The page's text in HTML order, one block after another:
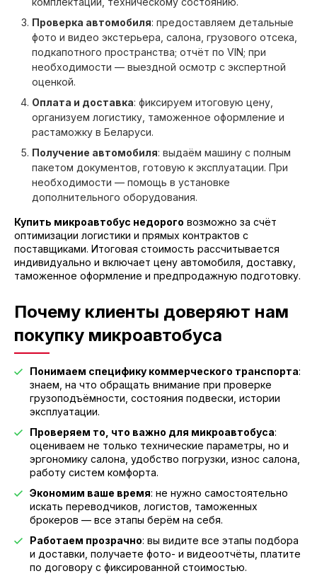
Проверка автомобиля: предоставляем детальные
фото и видео экстерьера, салона, грузового отсека,
подкапотного пространства; отчёт по VIN; при
необходимости — выездной осмотр с экспертной
оценкой.
Оплата и доставка: фиксируем итоговую цену,
организуем логистику, таможенное оформление и
растаможку в Беларуси.
Получение автомобиля: выдаём машину с полным
пакетом документов, готовую к эксплуатации. При
необходимости — помощь в установке
дополнительного оборудования.
Купить микроавтобус недорого возможно за счёт
оптимизации логистики и прямых контрактов с
поставщиками. Итоговая стоимость рассчитывается
индивидуально и включает цену автомобиля, доставку,
таможенное оформление и предпродажную подготовку.
Почему клиенты доверяют нам
покупку микроавтобуса
Понимаем специфику коммерческого транспорта:
знаем, на что обращать внимание при проверке
грузоподъёмности, состояния подвески, истории
эксплуатации.
Проверяем то, что важно для микроавтобуса:
оцениваем не только технические параметры, но и
эргономику салона, удобство погрузки, износ салона,
работу систем комфорта.
Экономим ваше время: не нужно самостоятельно
искать переводчиков, логистов, таможенных
брокеров — все этапы берём на себя.
Работаем прозрачно: вы видите все этапы подбора
и доставки, получаете фото- и видеоотчёты, платите
по договору с фиксированной стоимостью.